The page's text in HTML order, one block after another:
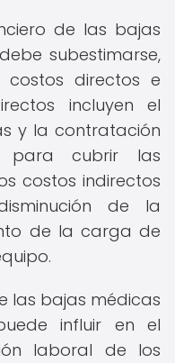
de las bajas
subestimarse,
directos e
incluyen el
y la contratación
para cubrir las
costos indirectos
de la
de la carga de
las bajas médicas
influir en el
laboral de los